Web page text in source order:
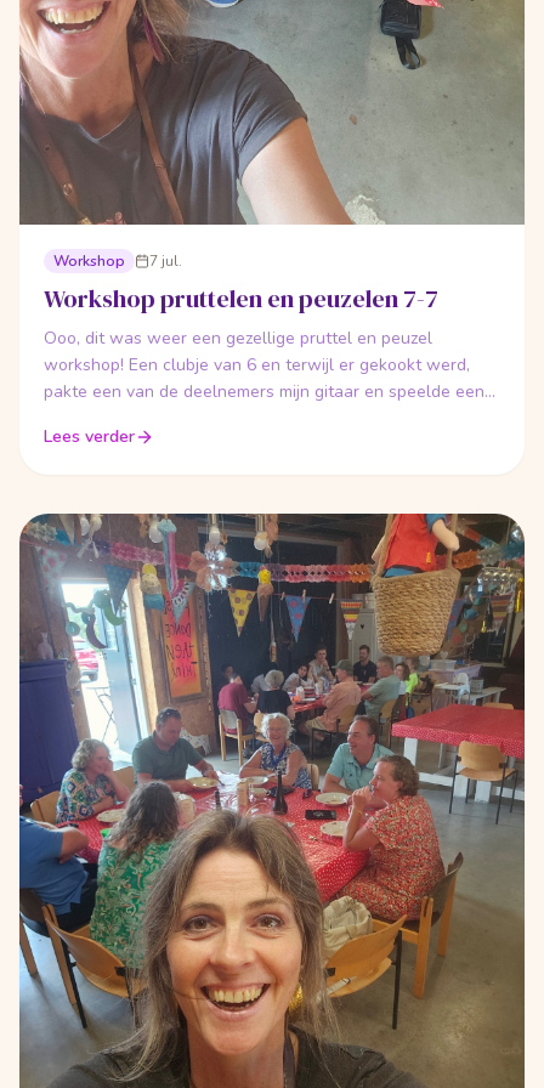
Workshop 7 jul.
Workshop pruttelen en peuzelen 7-7
Ooo, dit was weer een gezellige pruttel en peuzel
workshop! Een clubje van 6 en terwijl er gekookt werd,
pakte een van de deelnemers mijn gitaar en speelde een
croissantbrood, er werd gewisseld van koksmaatje, en
ondertussen ontstonden er allerlei lekkere gerechten die
workshop. Het was leuk jullie te hebben!
Lees verder